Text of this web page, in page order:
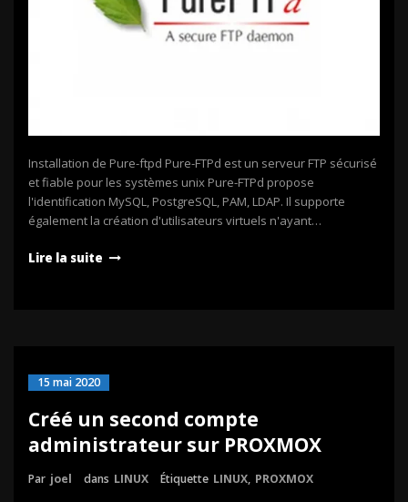
Installation de Pure-ftpd Pure-FTPd est un serveur FTP sécurisé
et fiable pour les systèmes unix Pure-FTPd propose
l'identification MySQL, PostgreSQL, PAM, LDAP. Il supporte
également la création d'utilisateurs virtuels n'ayant…
Lire la suite
15 mai 2020
Créé un second compte
administrateur sur PROXMOX
Par joel dans LINUX Étiquette LINUX, PROXMOX